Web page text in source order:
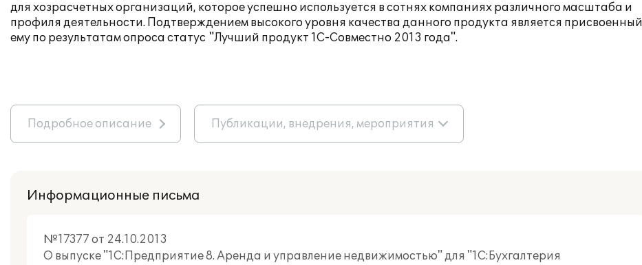
для хозрасчетных организаций, которое успешно используется в сотнях компаниях различного масштаба и
профиля деятельности. Подтверждением высокого уровня качества данного продукта является присвоенный
ему по результатам опроса статус "Лучший продукт 1С-Совместно 2013 года".
Подробное описание Публикации, внедрения, мероприятия
Информационные письма
№17377 от 24.10.2013
О выпуске "1С:Предприятие 8. Аренда и управление недвижимостью" для "1С:Бухгалтерия